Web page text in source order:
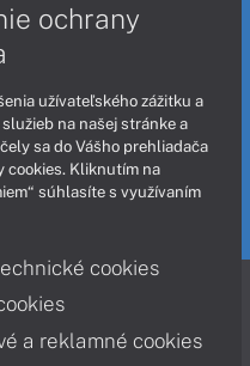
Informácie
Obchodné podmienky
ochrany
užívateľského zážitku a
na našej stránke a
sa do Vášho prehliadača
cookies. Kliknutím na
súhlasíte s využívaním
cookies
a reklamné cookies